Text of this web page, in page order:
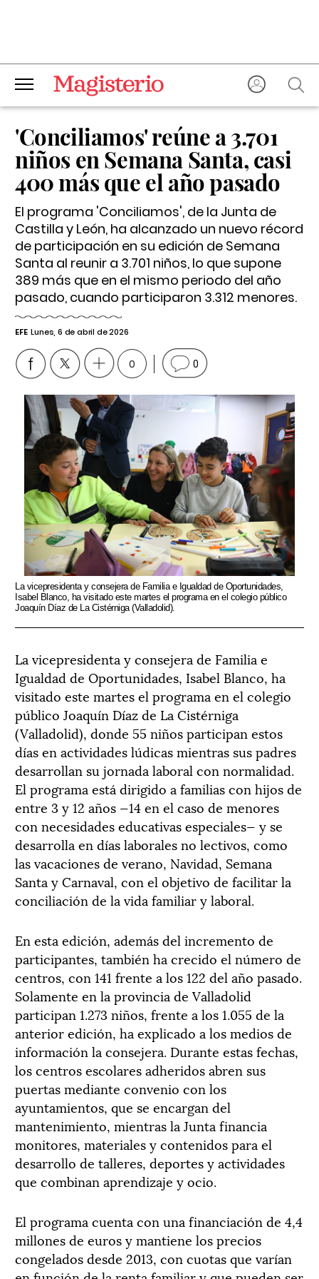
'Conciliamos' reúne a 3.701
niños en Semana Santa, casi
400 más que el año pasado
El programa 'Conciliamos', de la Junta de
Castilla y León, ha alcanzado un nuevo récord
de participación en su edición de Semana
Santa al reunir a 3.701 niños, lo que supone
389 más que en el mismo periodo del año
pasado, cuando participaron 3.312 menores.
EFE Lunes, 6 de abril de 2026
0 0
La vicepresidenta y consejera de Familia e Igualdad de Oportunidades,
Isabel Blanco, ha visitado este martes el programa en el colegio público
Joaquín Díaz de La Cistérniga (Valladolid).
La vicepresidenta y consejera de Familia e
Igualdad de Oportunidades, Isabel Blanco, ha
visitado este martes el programa en el colegio
público Joaquín Díaz de La Cistérniga
(Valladolid), donde 55 niños participan estos
días en actividades lúdicas mientras sus padres
desarrollan su jornada laboral con normalidad.
El programa está dirigido a familias con hijos de
entre 3 y 12 años —14 en el caso de menores
con necesidades educativas especiales— y se
desarrolla en días laborales no lectivos, como
las vacaciones de verano, Navidad, Semana
Santa y Carnaval, con el objetivo de facilitar la
conciliación de la vida familiar y laboral.
En esta edición, además del incremento de
participantes, también ha crecido el número de
centros, con 141 frente a los 122 del año pasado.
Solamente en la provincia de Valladolid
participan 1.273 niños, frente a los 1.055 de la
anterior edición, ha explicado a los medios de
información la consejera. Durante estas fechas,
los centros escolares adheridos abren sus
puertas mediante convenio con los
ayuntamientos, que se encargan del
mantenimiento, mientras la Junta financia
monitores, materiales y contenidos para el
desarrollo de talleres, deportes y actividades
que combinan aprendizaje y ocio.
El programa cuenta con una financiación de 4,4
millones de euros y mantiene los precios
congelados desde 2013, con cuotas que varían